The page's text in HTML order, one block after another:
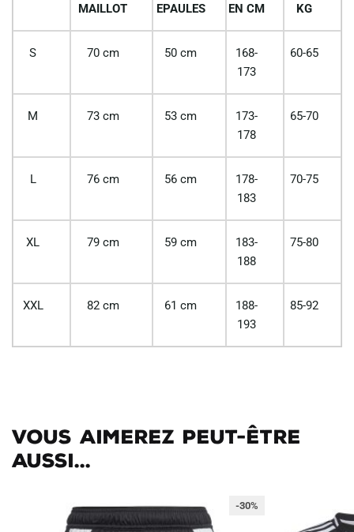
MAILLOT
EPAULES
EN CM
KG
S 70 cm 50 cm
168-
173
60-65
M 73 cm 53 cm
173-
178
65-70
L 76 cm 56 cm
178-
183
70-75
XL 79 cm 59 cm
183-
188
75-80
XXL 82 cm 61 cm
188-
193
85-92
Vous aimerez peut-être
aussi...
-30%